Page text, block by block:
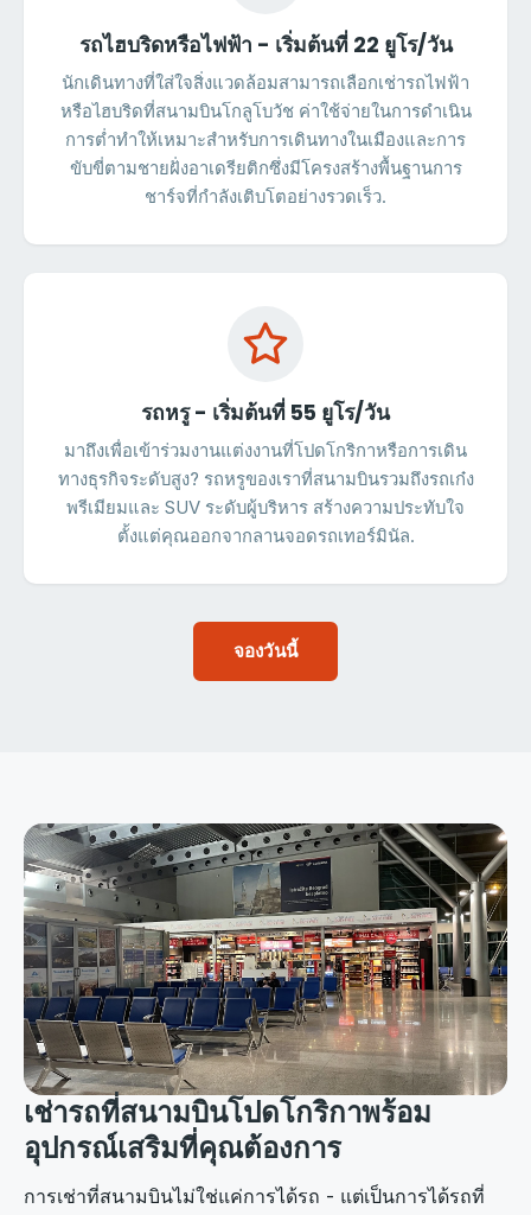
รถไฮบริดหรือไฟฟ้า - เริ่มต้นที่ 22 ยูโร/วัน
นักเดินทางที่ใส่ใจสิ่งแวดล้อมสามารถเลือกเช่ารถไฟฟ้า
หรือไฮบริดที่สนามบินโกลูโบวัช ค่าใช้จ่ายในการดำเนิน
การต่ำทำให้เหมาะสำหรับการเดินทางในเมืองและการ
ขับขี่ตามชายฝั่งอาเดรียติกซึ่งมีโครงสร้างพื้นฐานการ
ชาร์จที่กำลังเติบโตอย่างรวดเร็ว.
รถหรู - เริ่มต้นที่ 55 ยูโร/วัน
มาถึงเพื่อเข้าร่วมงานแต่งงานที่โปดโกริกาหรือการเดิน
ทางธุรกิจระดับสูง? รถหรูของเราที่สนามบินรวมถึงรถเก๋ง
พรีเมียมและ SUV ระดับผู้บริหาร สร้างความประทับใจ
ตั้งแต่คุณออกจากลานจอดรถเทอร์มินัล.
จองวันนี้
เช่ารถที่สนามบินโปดโกริกาพร้อม
อุปกรณ์เสริมที่คุณต้องการ
การเช่าที่สนามบินไม่ใช่แค่การได้รถ - แต่เป็นการได้รถที่